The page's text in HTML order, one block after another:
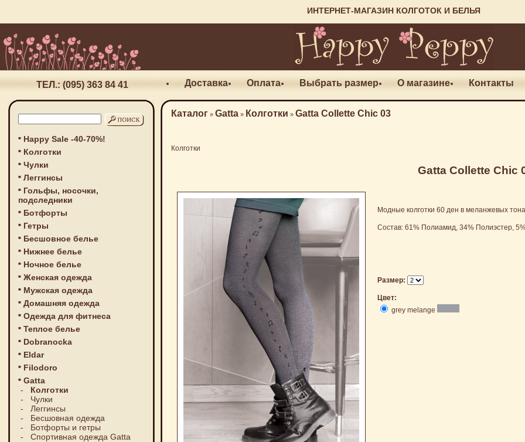
ИНТЕРНЕТ-МАГАЗИН КОЛГОТОК И БЕЛЬЯ
ТЕЛ.: (095) 363 84 41 Доставка Оплата Выбрать размер О магазине Контакты
Happy Sale -40-70%!
Колготки
Чулки
Леггинсы
Гольфы, носочки,
подследники
Ботфорты
Гетры
Бесшовное белье
Нижнее белье
Ночное белье
Женская одежда
Мужская одежда
Домашняя одежда
Одежда для фитнеса
Теплое белье
Dobranocka
Eldar
Filodoro
Gatta
- Колготки
- Чулки
- Леггинсы
- Бесшовная одежда
- Ботфорты и гетры
- Спортивная одежда Gatta
Каталог» Gatta» Колготки » Gatta Collette Chic 03
Колготки
Gatta Collette Chic
Модные колготки 60 ден в меланжевых
Состав: 61% Полиамид, 34% Полиэстер,
Размер:
Цвет:
grey melange